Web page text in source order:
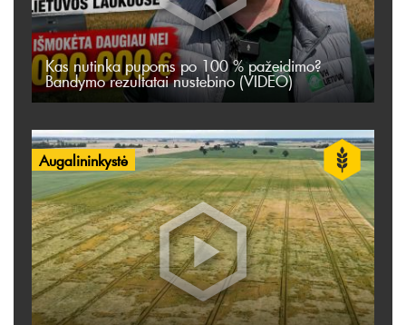
Kas nutinka pupoms po 100 % pažeidimo?
Bandymo rezultatai nustebino (VIDEO)
Augalininkystė